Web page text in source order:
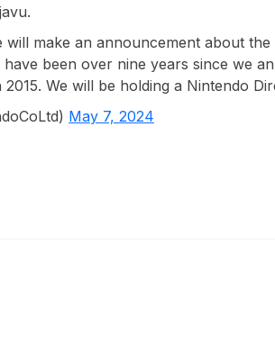
make an announcement about
been over nine years since we
We will be holding a Nintendo
May 7, 2024